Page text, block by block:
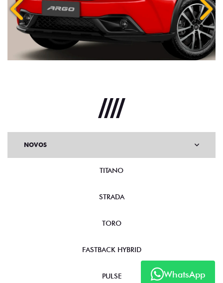
Anterior
WhatsApp
NOVOS
TITANO
STRADA
TORO
FASTBACK HYBRID
PULSE